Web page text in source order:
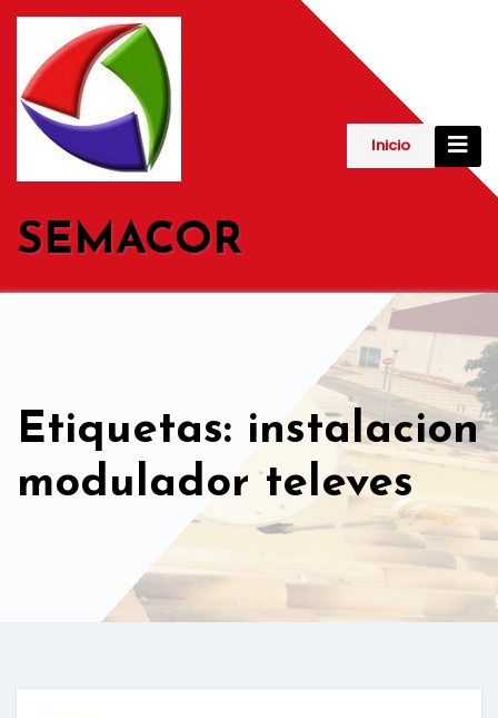
Saltar
contenido
SEMACOR
Inicio
Etiquetas: instalacion
modulador televes